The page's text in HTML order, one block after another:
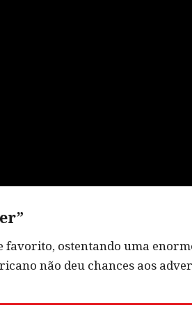
ostentando uma
não deu chances aos